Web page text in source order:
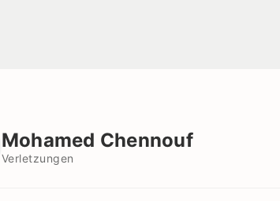
Mohamed Chennouf
Verletzungen